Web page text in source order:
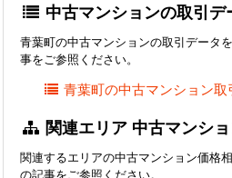
中古マンションの取引デ
青葉町の中古マンションの取引データ
事をご参照ください。
青葉町の中古マンション
関連エリア 中古マンシ
関連するエリアの中古マンション価格
の記事をご参照ください。